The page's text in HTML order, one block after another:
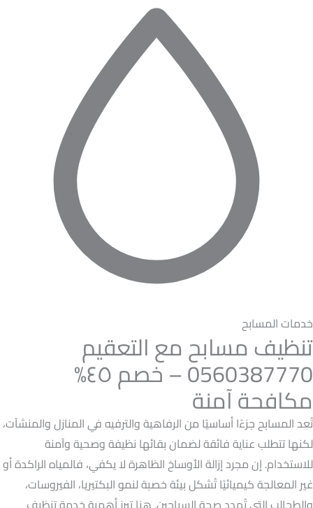
خدمات المسابح
تنظيف مسابح مع التعقيم
0560387770 – خصم ٤٥%
مكافحة آمنة
تُعد المسابح جزءًا أساسيًا من الرفاهية والترفيه في المنازل والمنشآت،
لكنها تتطلب عناية فائقة لضمان بقائها نظيفة وصحية وآمنة
للاستخدام. إن مجرد إزالة الأوساخ الظاهرة لا يكفي، فالمياه الراكدة أو
غير المعالجة كيميائيًا تُشكل بيئة خصبة لنمو البكتيريا، الفيروسات،